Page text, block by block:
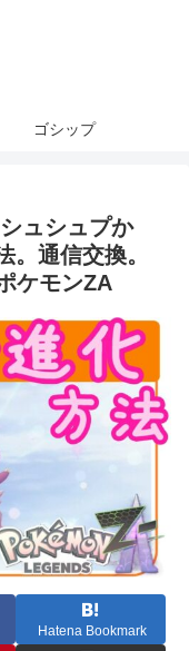
ゴシップ
ュシュプか
。通信交換。
ケモンZA
Hatena Bookmark